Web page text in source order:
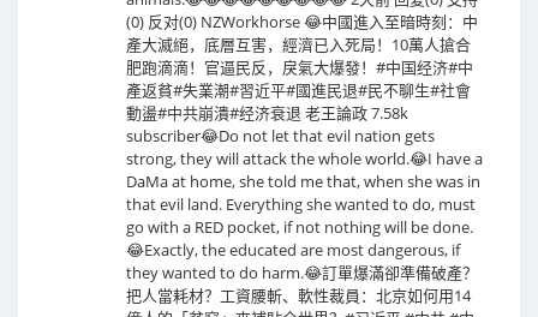
(0) 反对(0) NZWorkhorse 😂中國進入至暗時刻：中
產大滅絕，底層互害，經濟已入死局！10萬人搶合
肥跑滴滴！官逼民反，戾氣大爆發！#中国经济#中
產返貧#失業潮#習近平#國進民退#民不聊生#社會
動盪#中共崩潰#经济衰退 老王論政 7.58k
subscriber😂Do not let that evil nation gets
strong, they will attack the whole world.😂I have a
DaMa at home, she told me that, when she was in
that evil land. Everything she wanted to do, must
go with a RED pocket, if not nothing will be done.
😂Exactly, the educated are most dangerous, if
they wanted to do harm.😂訂單爆滿卻準備破產？
把人當耗材？工資腰斬、軟性裁員：北京如何用14